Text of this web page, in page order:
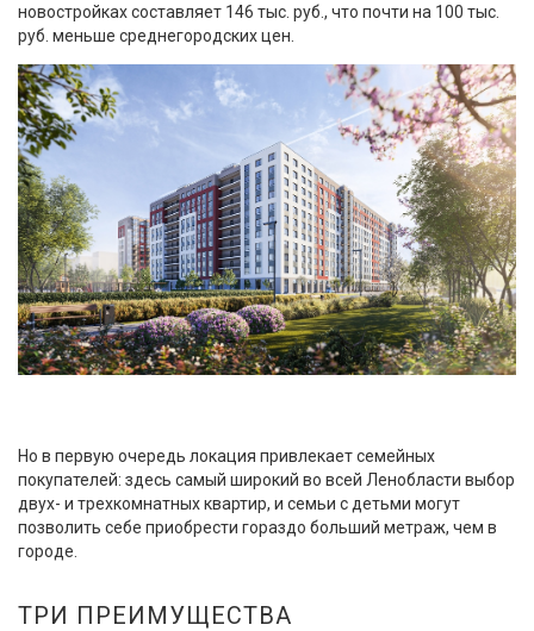
новостройках составляет 146 тыс. руб., что почти на 100 тыс.
руб. меньше среднегородских цен.
Но в первую очередь локация привлекает семейных
покупателей: здесь самый широкий во всей Ленобласти выбор
двух- и трехкомнатных квартир, и семьи с детьми могут
позволить себе приобрести гораздо больший метраж, чем в
городе.
ТРИ ПРЕИМУЩЕСТВА